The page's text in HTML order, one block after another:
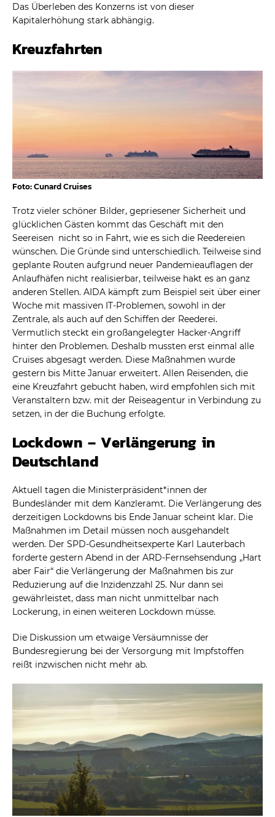
Das Überleben des Konzerns ist von dieser
Kapitalerhöhung stark abhängig.
Kreuzfahrten
Foto: Cunard Cruises
Trotz vieler schöner Bilder, gepriesener Sicherheit und
glücklichen Gästen kommt das Geschäft mit den
Seereisen nicht so in Fahrt, wie es sich die Reedereien
wünschen. Die Gründe sind unterschiedlich. Teilweise sind
geplante Routen aufgrund neuer Pandemieauflagen der
Anlaufhäfen nicht realisierbar, teilweise hakt es an ganz
anderen Stellen. AIDA kämpft zum Beispiel seit über einer
Woche mit massiven IT-Problemen, sowohl in der
Zentrale, als auch auf den Schiffen der Reederei.
Vermutlich steckt ein großangelegter Hacker-Angriff
hinter den Problemen. Deshalb mussten erst einmal alle
Cruises abgesagt werden. Diese Maßnahmen wurde
gestern bis Mitte Januar erweitert. Allen Reisenden, die
eine Kreuzfahrt gebucht haben, wird empfohlen sich mit
Veranstaltern bzw. mit der Reiseagentur in Verbindung zu
setzen, in der die Buchung erfolgte.
Lockdown – Verlängerung in
Deutschland
Aktuell tagen die Ministerpräsident*innen der
Bundesländer mit dem Kanzleramt. Die Verlängerung des
derzeitigen Lockdowns bis Ende Januar scheint klar. Die
Maßnahmen im Detail müssen noch ausgehandelt
werden. Der SPD-Gesundheitsexperte Karl Lauterbach
forderte gestern Abend in der ARD-Fernsehsendung „Hart
aber Fair“ die Verlängerung der Maßnahmen bis zur
Reduzierung auf die Inzidenzzahl 25. Nur dann sei
gewährleistet, dass man nicht unmittelbar nach
Lockerung, in einen weiteren Lockdown müsse.
Die Diskussion um etwaige Versäumnisse der
Bundesregierung bei der Versorgung mit Impfstoffen
reißt inzwischen nicht mehr ab.